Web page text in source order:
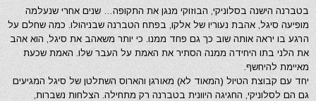
בטברנה הישנה בסלוניקי, הבוזוקי מנגן את התקופה… שנים אחרי שנעלמה
מופיעה סיגל, אהבת נעוריו של אלקו, בפתח הטברנה שבניהולו. כמה שחלם על
הרגע בו יראה אותה שוב כך גם פחד ממנו. כי יותר משאהב את סיגל, הוא אהב
את הלני בתו היחידה ממנה הסתיר את האמת על העבר שלו. האמת שכעת
מאיימת להיחשף.
יחד עם קבוצת הטיול (המאוד לא) מאורגן והארוס השתלטן של סיגל המגיעים
גם הם לסלוניקי, החגיגה היוונית בטברנה רק מתחילה. הצלחות נשברות,